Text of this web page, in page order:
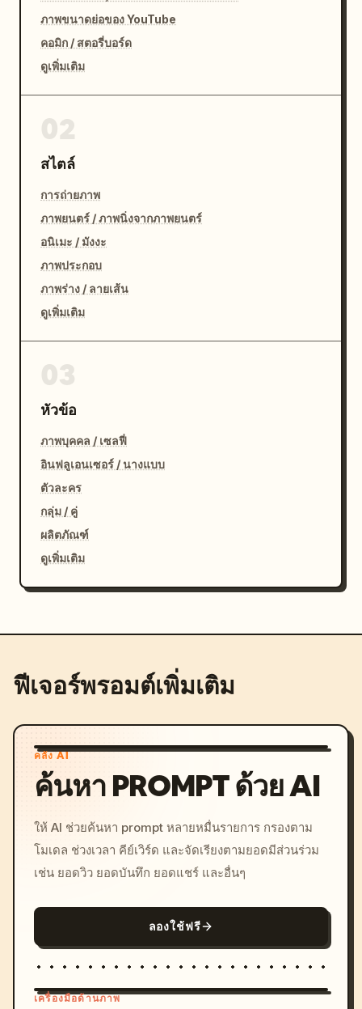
ภาพขนาดย่อของ YouTube
คอมิก / สตอรี่บอร์ด
ดูเพิ่มเติม
สไตล์
การถ่ายภาพ
ภาพยนตร์ / ภาพนิ่งจากภาพยนตร์
อนิเมะ / มังงะ
ภาพประกอบ
ภาพร่าง / ลายเส้น
ดูเพิ่มเติม
หัวข้อ
ภาพบุคคล / เซลฟี่
อินฟลูเอนเซอร์ / นางแบบ
ตัวละคร
กลุ่ม / คู่
ผลิตภัณฑ์
ดูเพิ่มเติม
ฟีเจอร์พรอมต์เพิ่มเติม
คลัง AI
ค้นหา PROMPT ด้วย AI
ให้ AI ช่วยค้นหา prompt หลายหมื่นรายการ กรองตาม
โมเดล ช่วงเวลา คีย์เวิร์ด และจัดเรียงตามยอดมีส่วนร่วม
เช่น ยอดวิว ยอดบันทึก ยอดแชร์ และอื่นๆ
ลองใช้ฟรี
เครื่องมือด้านภาพ